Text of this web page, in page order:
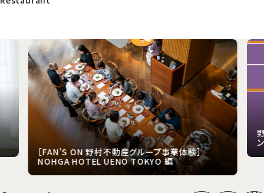
［FAN'S ON 野村不動産グループ事業体験］
NOHGA HOTEL UENO TOKYO 編